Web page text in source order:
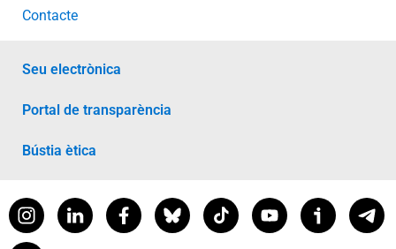
Contacte
Seu electrònica
Portal de transparència
Bústia ètica